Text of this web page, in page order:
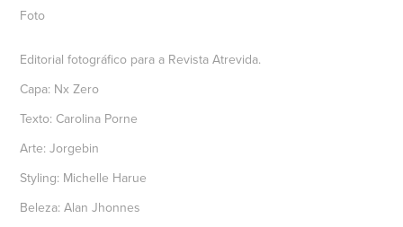
Foto
Editorial fotográfico para a Revista Atrevida.
Capa: Nx Zero
Texto: Carolina Porne
Arte: Jorgebin
Styling: Michelle Harue
Beleza: Alan Jhonnes